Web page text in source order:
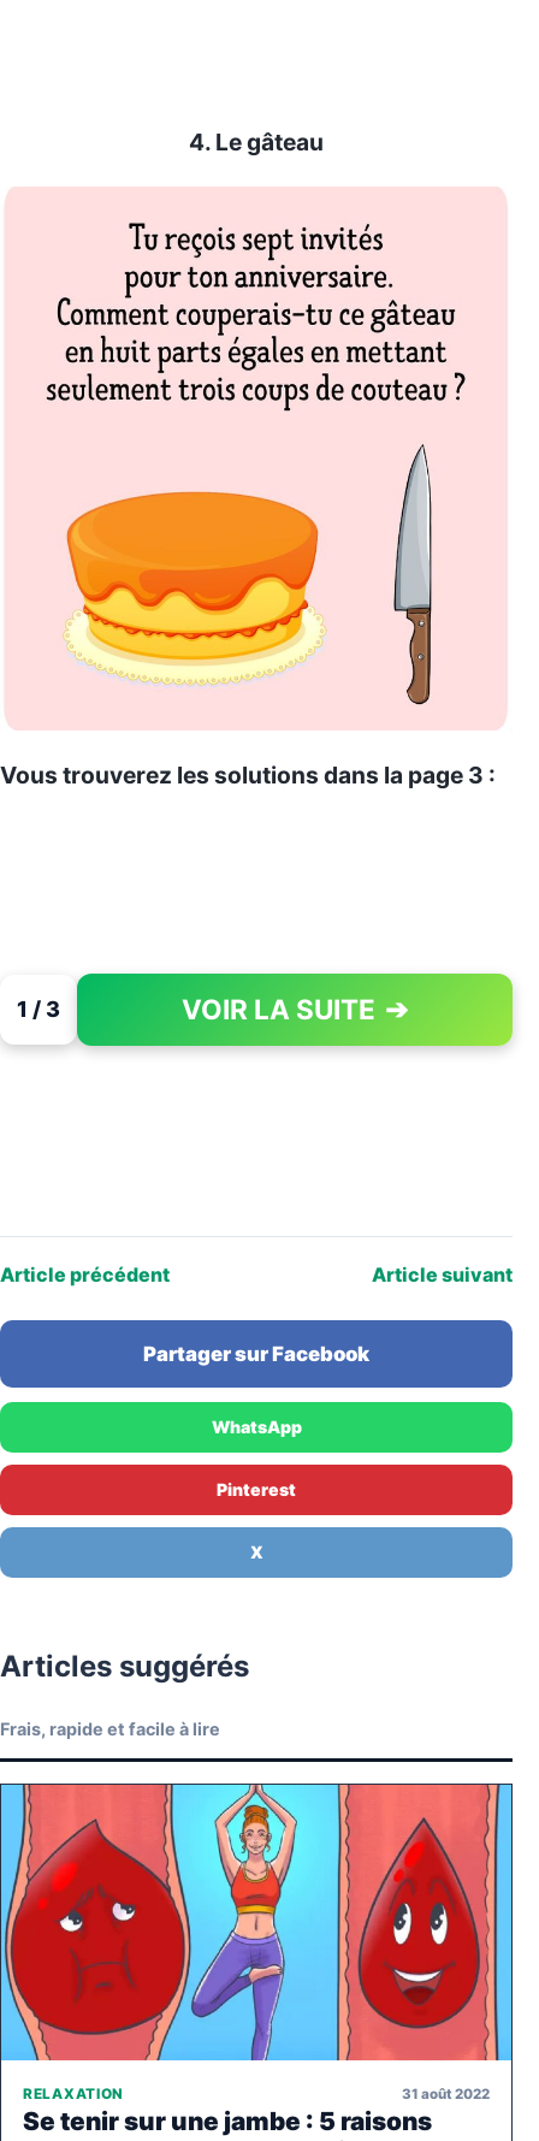
4. Le gâteau
Vous trouverez les solutions dans la page 3 :
1 / 3 VOIR LA SUITE ➔
PAGE 1 OF 3
Article précédent Article suivant
Partager sur Facebook
WhatsApp
Pinterest
X
Articles suggérés
Frais, rapide et facile à lire
RELAXATION 31 août 2022
Se tenir sur une jambe : 5 raisons